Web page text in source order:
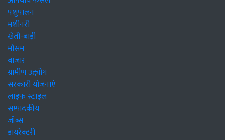
पशुपालन
मशीनरी
खेती-बाड़ी
मौसम
बाजार
ग्रामीण उद्द्योग
सरकारी योजनाएं
लाइफ स्टाइल
सम्पादकीय
जॉब्स
डायरेक्टरी